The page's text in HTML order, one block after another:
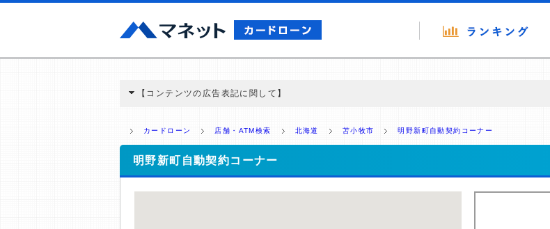
【コンテンツの広告表記に関して】
ミ収集などに基づき、公平性を担保した情報提供を行っています。
>提携企業一覧
カードローン 店舗・ATM検索 北海道 苫小牧市 明野新町自動契約コーナー
明野新町自動契約コーナー